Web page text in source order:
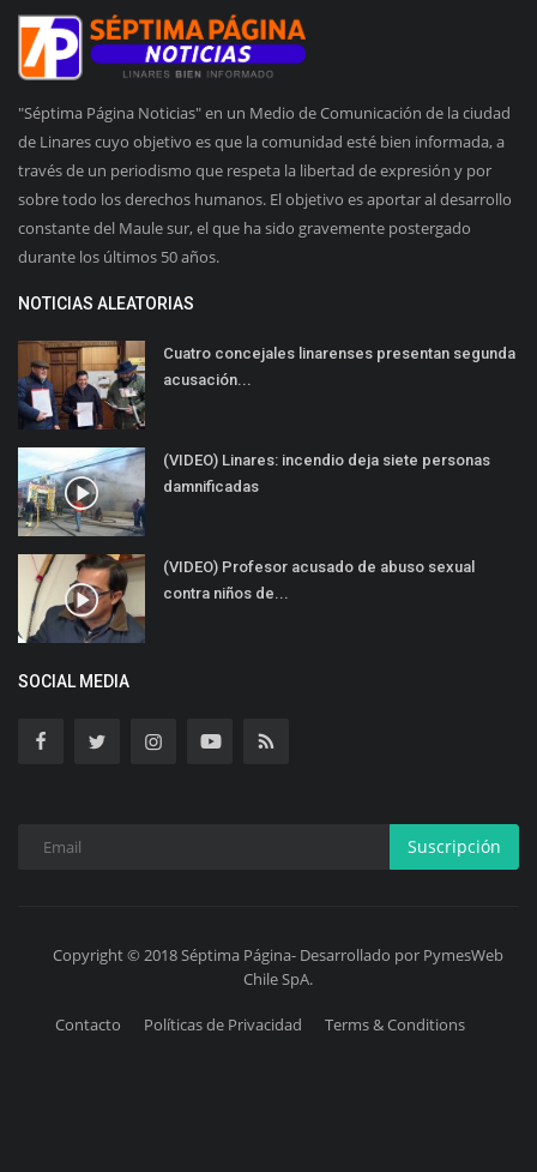
"Séptima Página Noticias" en un Medio de Comunicación de la ciudad
de Linares cuyo objetivo es que la comunidad esté bien informada, a
través de un periodismo que respeta la libertad de expresión y por
sobre todo los derechos humanos. El objetivo es aportar al desarrollo
constante del Maule sur, el que ha sido gravemente postergado
durante los últimos 50 años.
NOTICIAS ALEATORIAS
Cuatro concejales linarenses presentan segunda
acusación...
(VIDEO) Linares: incendio deja siete personas
damnificadas
(VIDEO) Profesor acusado de abuso sexual
contra niños de...
SOCIAL MEDIA
Suscripción
Copyright © 2018 Séptima Página- Desarrollado por PymesWeb
Chile SpA.
Contacto Políticas de Privacidad Terms & Conditions